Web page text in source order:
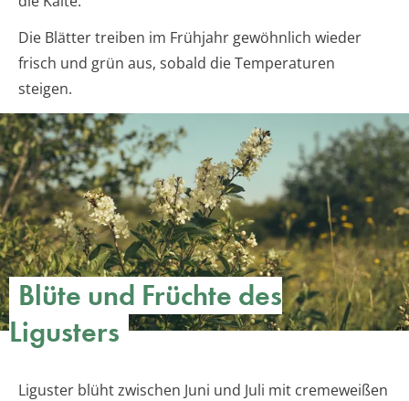
Die Blätter treiben im Frühjahr gewöhnlich wieder
frisch und grün aus, sobald die Temperaturen
steigen.
Blüte und Früchte des
Ligusters
Liguster blüht zwischen Juni und Juli mit cremeweißen